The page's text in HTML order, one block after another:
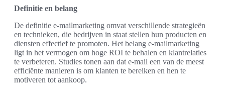
Definitie en belang
De definitie e-mailmarketing omvat verschillende strategieën
en technieken, die bedrijven in staat stellen hun producten en
diensten effectief te promoten. Het belang e-mailmarketing
ligt in het vermogen om hoge ROI te behalen en klantrelaties
te verbeteren. Studies tonen aan dat e-mail een van de meest
efficiënte manieren is om klanten te bereiken en hen te
motiveren tot aankoop.